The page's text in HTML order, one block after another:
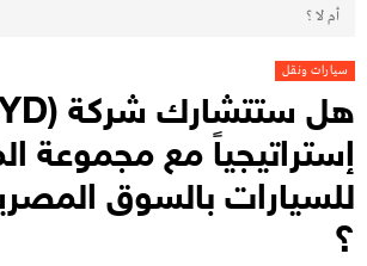
أم لا ؟
سيارات ونقل
إستراتيجياً مع مجموعة
للسيارات بالسوق
؟